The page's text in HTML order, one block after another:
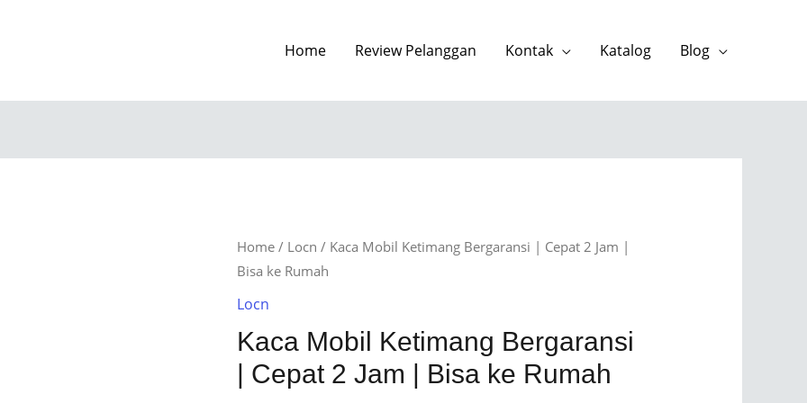
Home Review Pelanggan Kontak Katalog Blog
Home / Locn / Kaca Mobil Ketimang Bergaransi | Cepat 2 Jam |
Bisa ke Rumah
Locn
Kaca Mobil Ketimang Bergaransi
| Cepat 2 Jam | Bisa ke Rumah